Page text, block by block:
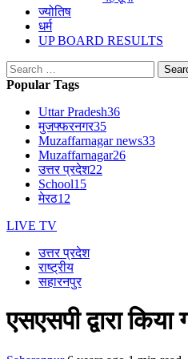
ज्योतिष
धर्म
UP BOARD RESULTS
Search
for:
Popular Tags
Uttar Pradesh36
मुजफ्फरनगर35
Muzaffarnagar news33
Muzaffarnagar26
उत्तर प्रदेश22
School15
मेरठ12
LIVE TV
उत्तर प्रदेश
राष्ट्रीय
सहारनपुर
एसएसपी द्वारा